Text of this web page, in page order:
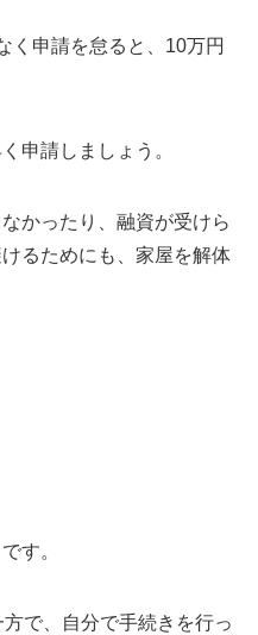
く申請を怠ると、10万円
申請しましょう。
かったり、融資が受けら
るためにも、家屋を解体
す。
で、自分で手続きを行っ